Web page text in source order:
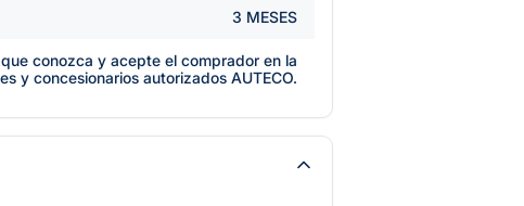
3 MESES
conozca y acepte el comprador en la
y concesionarios autorizados AUTECO.